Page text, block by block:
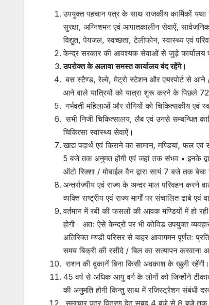
उपयुक्त पहचान पत्र के साथ राजकीय कार्मिकों
सुरक्षा, अग्निशमन एवं आपातकालीन सेवाऐं,
विद्युत, पेयजल, स्वच्छता, टेलीफोन, स्वास्थ्य एवं
केन्द्र सरकार की आवश्यक सेवाओं से जुड़े कार्यालय
उपरोक्त के अलावा समस्त कार्यालय बंद रहेंगे।
बस स्टैण्ड, रेल्वे, मेट्रो स्टेशन और एयरपोर्ट से आने /
आने वाले यात्रियों को यात्रा शुरू करने के पिछले 72
गर्भवती महिलाओं और रोगियों को चिकित्सकीय एवं
सभी निजी चिकित्सालय, लैब एवं उनसे सम्बन्धित
चिकित्सा स्वास्थ्य सेवाऐं।
खाद्य पदार्थ एवं किराने का सामान, मण्डियां, फल
5 बजे तक अनुमत होंगी एवं जहां तक संभव • इनके
ऑटो रिक्शा / मोबाईल वैन द्वारा सायं 7 बजे तक
अन्तर्राज्यीय एवं राज्य के अन्दर माल परिवहन करने
व्यक्ति राष्ट्रीय एवं राज्य मार्गों पर संचालित ढाबे
वर्तमान में रबी की फसलों की आवक मण्डियों में हो
होगी। अतः ऐसे केन्द्रों पर भी कोविड उपयुक्त
अतिरिक्त मण्डी परिसर से बाहर आवागमन पूर्णतः
समय बिक्री की रसीदे / बिल का सत्यापन करवाना
राशन की दुकानें बिना किसी अवकाश के खुली रहेंगी।
45 वर्ष से अधिक आयु वर्ग के लोगों को जिन्होंने
की अनुमति होगी किन्तु साथ में रजिस्ट्रेशन संबंधी